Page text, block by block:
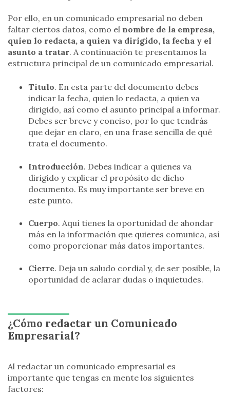
Por ello, en un comunicado empresarial no deben
faltar ciertos datos, como el nombre de la empresa,
quien lo redacta, a quien va dirigido, la fecha y el
asunto a tratar. A continuación te presentamos la
estructura principal de un comunicado empresarial.
Título. En esta parte del documento debes
indicar la fecha, quien lo redacta, a quien va
dirigido, así como el asunto principal a informar.
Debes ser breve y conciso, por lo que tendrás
que dejar en claro, en una frase sencilla de qué
trata el documento.
Introducción. Debes indicar a quienes va
dirigido y explicar el propósito de dicho
documento. Es muy importante ser breve en
este punto.
Cuerpo. Aquí tienes la oportunidad de ahondar
más en la información que quieres comunica, así
como proporcionar más datos importantes.
Cierre. Deja un saludo cordial y, de ser posible, la
oportunidad de aclarar dudas o inquietudes.
¿Cómo redactar un Comunicado
Empresarial?
Al redactar un comunicado empresarial es
importante que tengas en mente los siguientes
factores: